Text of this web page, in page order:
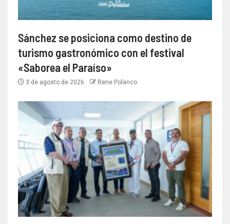
Sánchez se posiciona como destino de
turismo gastronómico con el festival
«Saborea el Paraíso»
3 de agosto de 2026 Rene Polanco